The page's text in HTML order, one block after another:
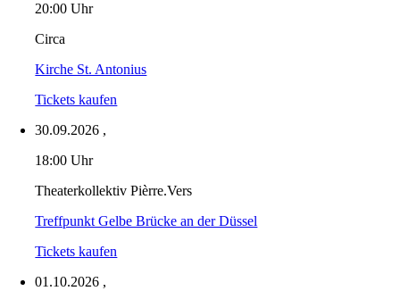
20:00 Uhr
Circa
Kirche St. Antonius
Tickets kaufen
30.09.2026 ,
18:00 Uhr
Theaterkollektiv Pièrre.Vers
Treffpunkt Gelbe Brücke an der Düssel
Tickets kaufen
01.10.2026 ,